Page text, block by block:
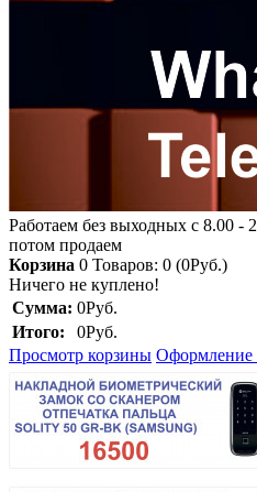
Работаем без выходных с 8.00 -
потом продаем
Корзина 0 Товаров: 0 (0Руб.)
Ничего не куплено!
Сумма: 0Руб.
Итого:
0Руб.
Просмотр корзины Оформление